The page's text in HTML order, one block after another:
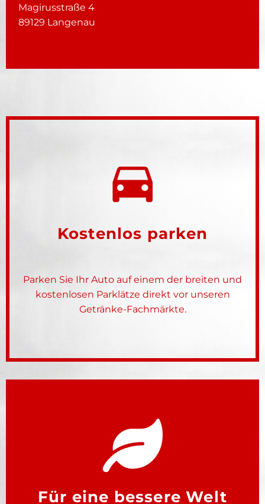
Magirusstraße 4
89129 Langenau
Kostenlos parken
Parken Sie Ihr Auto auf einem der breiten und
kostenlosen Parklätze direkt vor unseren
Getränke-Fachmärkte.
Für eine bessere Welt